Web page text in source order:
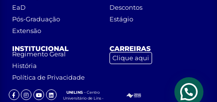
EaD
Pós-Graduação
Extensão
Descontos
Estágio
INSTITUCIONAL
Regimento Geral
História
Política de Privacidade
CARREIRAS
Clique aqui
UNILINS – Centro
Universitário de Lins •